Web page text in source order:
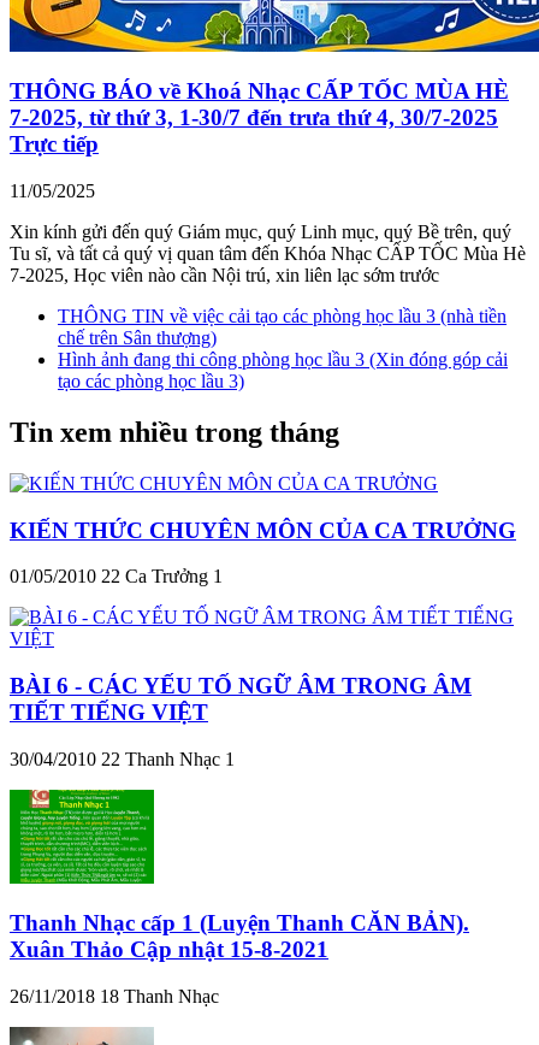
THÔNG BÁO về Khoá Nhạc CẤP TỐC MÙA HÈ
7-2025, từ thứ 3, 1-30/7 đến trưa thứ 4, 30/7-2025
Trực tiếp
11/05/2025
Xin kính gửi đến quý Giám mục, quý Linh mục, quý Bề trên, quý
Tu sĩ, và tất cả quý vị quan tâm đến Khóa Nhạc CẤP TỐC Mùa Hè
7-2025, Học viên nào cần Nội trú, xin liên lạc sớm trước
THÔNG TIN về việc cải tạo các phòng học lầu 3 (nhà tiền
chế trên Sân thượng)
Hình ảnh đang thi công phòng học lầu 3 (Xin đóng góp cải
tạo các phòng học lầu 3)
Tin xem nhiều trong tháng
KIẾN THỨC CHUYÊN MÔN CỦA CA TRƯỞNG
01/05/2010 22 Ca Trưởng 1
BÀI 6 - CÁC YẾU TỐ NGỮ ÂM TRONG ÂM
TIẾT TIẾNG VIỆT
30/04/2010 22 Thanh Nhạc 1
Thanh Nhạc cấp 1 (Luyện Thanh CĂN BẢN).
Xuân Thảo Cập nhật 15-8-2021
26/11/2018 18 Thanh Nhạc